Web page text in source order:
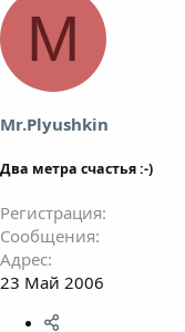
M
Mr.Plyushkin
Два метра счастья :-)
Регистрация
Сообщения
Адрес
23 Май 2006